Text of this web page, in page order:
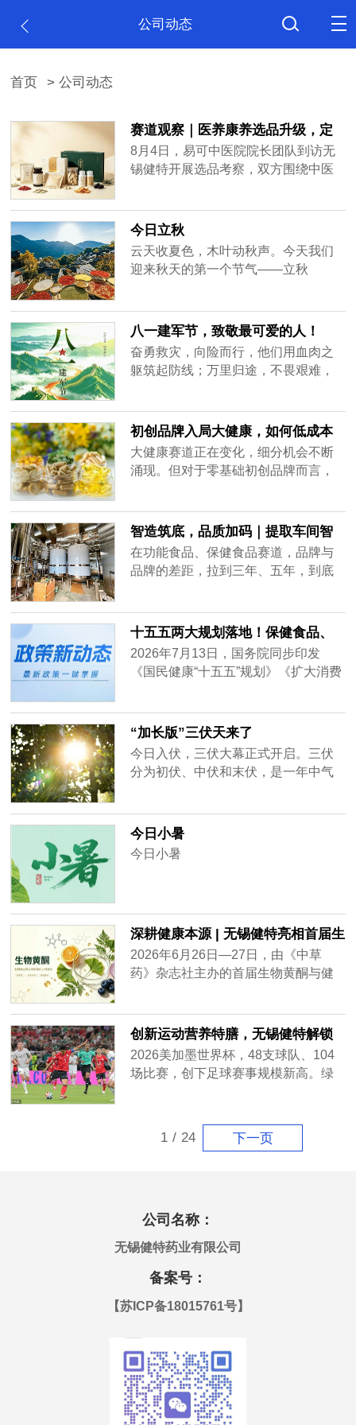
公司动态
首页 > 公司动态
赛道观察｜医养康养选品升级，定
制药食同源成新风向
8月4日，易可中医院院长团队到访无
锡健特开展选品考察，双方围绕中医
今日立秋
云天收夏色，木叶动秋声。今天我们
迎来秋天的第一个节气——立秋
八一建军节，致敬最可爱的人！
奋勇救灾，向险而行，他们用血肉之
躯筑起防线；万里归途，不畏艰难，
国。在人民群众最需要的地方，总能
看见他们的身影。有他们在，就有满
满的安全感！他们就是，中国人民解
放军。
初创品牌入局大健康，如何低成本
走通ODM定制第一步？
大健康赛道正在变化，细分机会不断
涌现。但对于零基础初创品牌而言，
远。
智造筑底，品质加码｜提取车间智
能化升级进行中
在功能食品、保健食品赛道，品牌与
品牌的差距，拉到三年、五年，到底
的可靠度。好产品的底气，来自源头
的硬实力。我们启动本次提取车间的
全方位智能化、可视化、数字化升级
改造。全新智造平台稳步落地，车间
十五五两大规划落地！保健食品、
特医食品迎来黄金发展风口
2026年7月13日，国务院同步印发
《国民健康“十五五”规划》《扩大消费
明确发展路线、释放重磅政策红利。
两大规划双双明确：保健食品、特殊
膳食用食品、营养健康食品、精准膳
食干预、国民营养升级、银发健康消
“加长版”三伏天来了
今日入伏，三伏大幕正式开启。三伏
分为初伏、中伏和末伏，是一年中气
注意防暑降温。
今日小暑
今日小暑
深耕健康本源 | 无锡健特亮相首届生
物黄酮论坛
2026年6月26日—27日，由《中草
药》杂志社主办的首届生物黄酮与健
表企业，深度参与了本次行业盛会。
创新运动营养特膳，无锡健特解锁
世界杯球星同款活力补给
2026美加墨世界杯，48支球队、104
场比赛，创下足球赛事规模新高。绿
赛出行人群持续增多。全民健身热潮
下，一个百亿级市场的新机遇正随之
1 / 24 下一页
公司名称：
无锡健特药业有限公司
备案号：
【苏ICP备18015761号】